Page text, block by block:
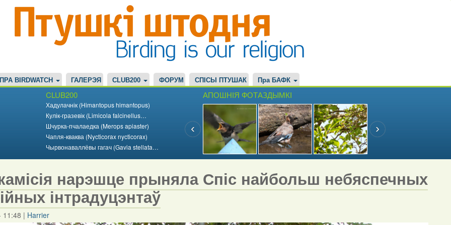
ПРА BIRDWATCH ГАЛЕРЭЯ CLUB200 ФОРУМ СПІСЫ ПТУШАК Пра БАФК
CLUB200
Хадулачнік (Himantopus himantopus)
Кулік-гразевік (Limicola falcinellus…
Шчурка-пчалаедка (Merops apiaster)
Чапля-кваква (Nycticorax nycticorax)
Чырвонаваллёвы гагач (Gavia stellata…
АПОШНІЯ ФОТАЗДЫМКІ
нарэшце прыняла Спіс найбольш небяспечных
інтрадуцэнтаў
11:48 | Harrier